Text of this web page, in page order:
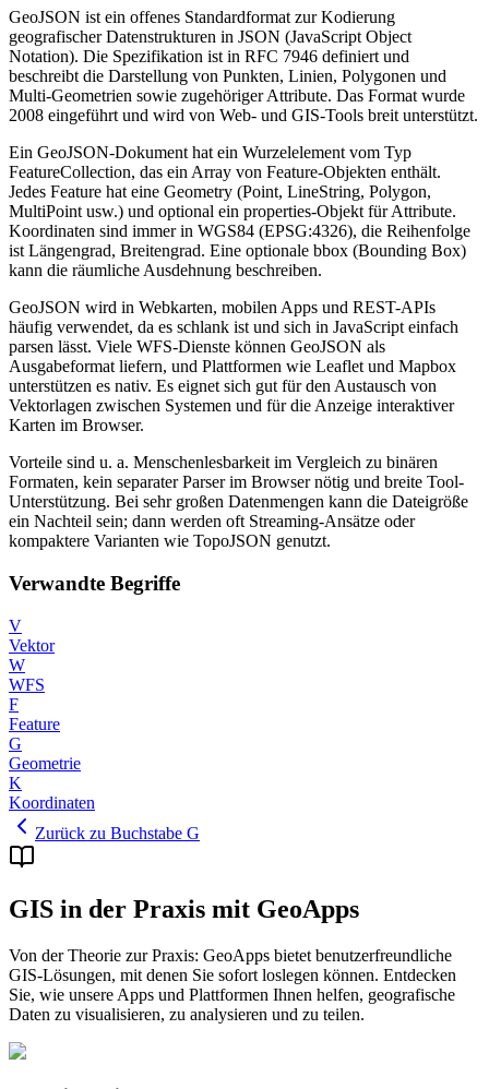
GeoJSON ist ein offenes Standardformat zur Kodierung
geografischer Datenstrukturen in JSON (JavaScript Object
Notation). Die Spezifikation ist in RFC 7946 definiert und
beschreibt die Darstellung von Punkten, Linien, Polygonen und
Multi-Geometrien sowie zugehöriger Attribute. Das Format wurde
2008 eingeführt und wird von Web- und GIS-Tools breit unterstützt.
Ein GeoJSON-Dokument hat ein Wurzelelement vom Typ
FeatureCollection, das ein Array von Feature-Objekten enthält.
Jedes Feature hat eine Geometry (Point, LineString, Polygon,
MultiPoint usw.) und optional ein properties-Objekt für Attribute.
Koordinaten sind immer in WGS84 (EPSG:4326), die Reihenfolge
ist Längengrad, Breitengrad. Eine optionale bbox (Bounding Box)
kann die räumliche Ausdehnung beschreiben.
GeoJSON wird in Webkarten, mobilen Apps und REST-APIs
häufig verwendet, da es schlank ist und sich in JavaScript einfach
parsen lässt. Viele WFS-Dienste können GeoJSON als
Ausgabeformat liefern, und Plattformen wie Leaflet und Mapbox
unterstützen es nativ. Es eignet sich gut für den Austausch von
Vektorlagen zwischen Systemen und für die Anzeige interaktiver
Karten im Browser.
Vorteile sind u. a. Menschenlesbarkeit im Vergleich zu binären
Formaten, kein separater Parser im Browser nötig und breite Tool-
Unterstützung. Bei sehr großen Datenmengen kann die Dateigröße
ein Nachteil sein; dann werden oft Streaming-Ansätze oder
kompaktere Varianten wie TopoJSON genutzt.
Verwandte Begriffe
V
Vektor
W
WFS
F
Feature
G
Geometrie
K
Koordinaten
Zurück zu Buchstabe G
GIS in der Praxis mit GeoApps
Von der Theorie zur Praxis: GeoApps bietet benutzerfreundliche
GIS-Lösungen, mit denen Sie sofort loslegen können. Entdecken
Sie, wie unsere Apps und Plattformen Ihnen helfen, geografische
Daten zu visualisieren, zu analysieren und zu teilen.